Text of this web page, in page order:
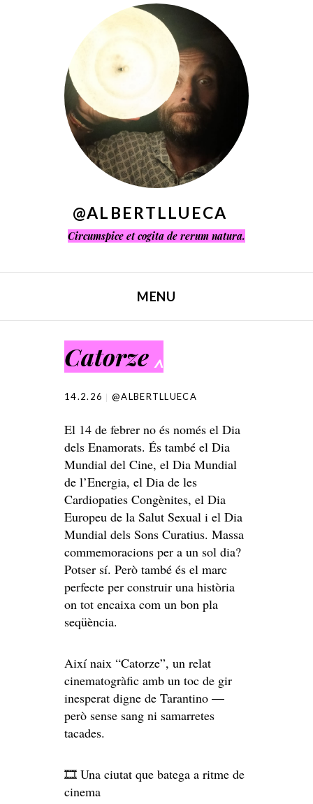
@ALBERTLLUECA
Circumspice et cogita de rerum natura.
MENU
Catorze ^
14.2.26 @ALBERTLLUECA
El 14 de febrer no és només el Dia
dels Enamorats. És també el Dia
Mundial del Cine, el Dia Mundial
de l’Energia, el Dia de les
Cardiopaties Congènites, el Dia
Europeu de la Salut Sexual i el Dia
Mundial dels Sons Curatius. Massa
commemoracions per a un sol dia?
Potser sí. Però també és el marc
perfecte per construir una història
on tot encaixa com un bon pla
seqüència.
Així naix “Catorze”, un relat
cinematogràfic amb un toc de gir
inesperat digne de Tarantino —
però sense sang ni samarretes
tacades.
🎞️ Una ciutat que batega a ritme de
cinema